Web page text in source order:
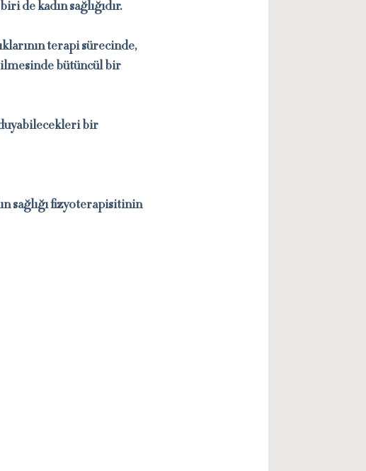
de kadın sağlığıdır.
terapi sürecinde,
bütüncül bir
duyabilecekleri bir
sağlığı fizyoterapisitinin